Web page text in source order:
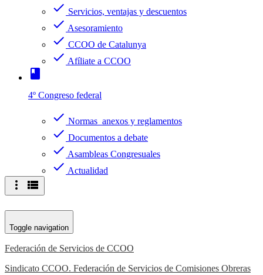
check Servicios, ventajas y descuentos
check Asesoramiento
check CCOO de Catalunya
check Afíliate a CCOO
book
4º Congreso federal
check Normas anexos y reglamentos
check Documentos a debate
check Asambleas Congresuales
check Actualidad
more_vert view_list
Toggle navigation
Federación de Servicios de CCOO
Sindicato CCOO. Federación de Servicios de Comisiones Obreras